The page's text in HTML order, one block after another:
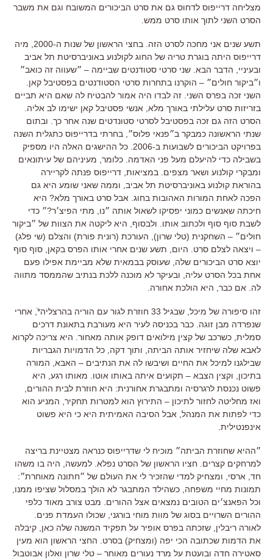
מצליחה דרייפוס לדחוס גם את סרט הביכורים המשובח וגם את משבר
הסרט השני לתוך אותו סרט ממש.
תשע שנים אני מחכה לסרט הזה. בחצי הראשון של שנות ה-2000, מיה
דרייפוס היתה בוגרת טריה של החוג לקולנוע באוניברסיטת תל אביב
ובעיניי, הדבר הבא. שני סרטי סטודנטים שביימה – ״שעווה זה כואב״
ו״ביקור חולים״ – הוקרנו בתחרות סרטי הסטודנטים בפסטיבל קאן.
השני זכה בפרס השני. זה לבדו היה אמור להבטיח לה שאם היא תביים
בזריזות סרט עלילתי באורך מלא, אנשי פסטיבל קאן ישימו לב אליה.
הסרט הזה גם זכה בפסטיבל לסרטי סטונדטים שנה אחר כך. ובתום
שנתי הראשונה כמבקר ב״פנאי פלוס״, בחרתי בדרייפוס כתגלית השנה
בפרויקט הביכורים לשבועות ב-2006. כל ההישגים האלה היו מספיק
בשבילה כדי להיעלם מעל פני האדמה. כלומר, מעיניהם של עיתונאים
ומבקרי קולנוע ושאר מצפים. במציאות, דרייפוס פנתה לקריירה
בהוראת קולנוע באוניברסיטת תל אביב, וממה שאני שומע היא גם
הפכה לאחת המורות האהובות בחוג. אבל סרט באורך מלא? היא
חיכתה שאנשים כמוני יפסיקו לשאול אותה ״נו, מתי הפיצ׳ר?״ כדי
לשבת סוף סוף ולכתוב אותו. ולבסוף, היא ליקטה את הצוות של ״ביקור
חולים״ – השחקנית (טלי שרון), העורכת (רונית פורת) והצלם (שי פלג)
– ויצאה לצלם סרט. היום, תשע שנים אחרי אותו הפרס בקאן, סוף סוף
יוצא סרט הביכורים שלה, שעוסק בבמאית שלא מביימת אפילו פעם
אחת בכל הסרט עליה, ובעיקר לא מוכנה ללכת בנתיב שהממסד מתווה
לה. אם כבר, היא הולכת אחורה.
זהו סיפורה של מיכל, שבגיל 33 חוזרת לגור עם הוריה בהרצליה*ֿ, אחרי
שנפרדה מבן זוגה. כבר בכניסה לעיר היא מעורבת בתאונת דרכים
סמלית, כשרכב של קצין מילואים דופק אותה מאחור. היא צריכה לקרוא
לאבא שלה שיחזיר אותה הביתה, ותוך דקה, כל הדמויות הגבריות
שבילגנו למיכל את החיים ושיבשו לה את הנתיבים – האבא, המורה
בתיכון, וקצין הצבא – תקועים איתה באותו אוטו. מאותו רגע, היא
פשוט נכנסת לרגרסיה ומתבגרת אחורנית: היא חוזרת לבית ההורים,
ואז מחליטה לחזור לתיכון – התירוץ הוא למטרות תחקיר, המניע הוא
כדי לפתות את המנהל, אבל הסיבה האמיתית היא כי היא פשוט
אינפנטילית.
״ההיא שחוזרת הביתה״ מוכיח לי שדרייפוס כנראה מצטיינת בריצה
למרחקים קצרים. חציו הראשון של הסרט נפלא. למעשה, היה בו משהו
חד, ארסי, ומצחיק למדי שהזכיר לי את העולם של ״חתונה מאוחרת״:
תמונות מחיי משפחה, כשהילד המתבגר לא הולך במסלול שציפו ממנו,
וכל הפאנצ׳ים הטובים נמצאים אצל ההורים. מבט צורב מאוד כלפי
ההורים השרויים בסוג של מוות מוחי בורגני, שכולו העמדת פנים.
לאורה ריבלין, שזכתה בפרס אופיר על תפקיד המשנה שלה כאן, קיבלה
את הדמות שכתובה הכי יפה (ומצחיק) בסרט. החצי הראשון הוא מעין
סאטירה חדה ובועטת על מרד נעורים מאוחר – טלי שרון ואלון אבוטבול